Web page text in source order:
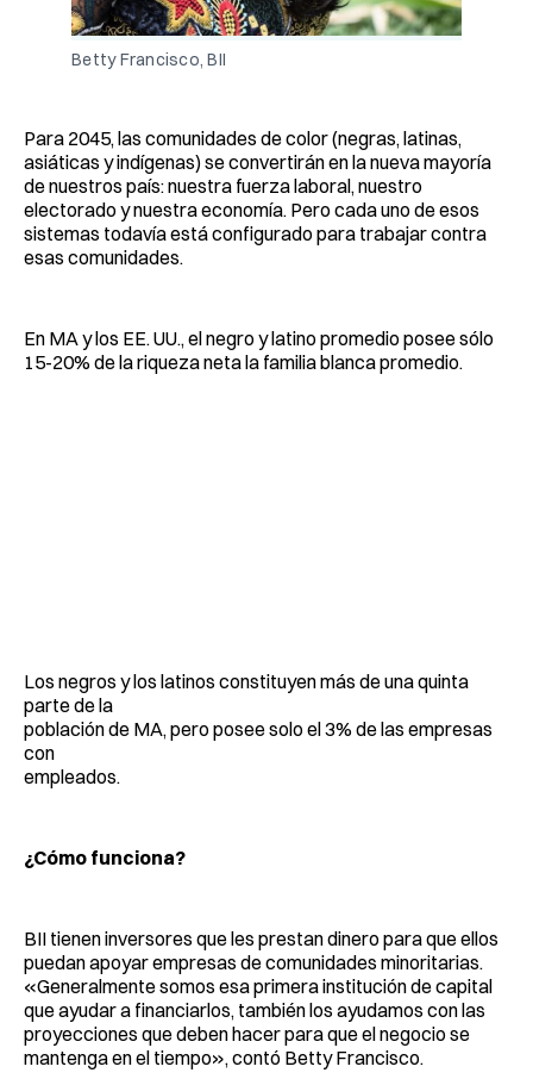
Betty Francisco, BII
Para 2045, las comunidades de color (negras, latinas,
asiáticas y indígenas) se convertirán en la nueva mayoría
de nuestros país: nuestra fuerza laboral, nuestro
electorado y nuestra economía. Pero cada uno de esos
sistemas todavía está configurado para trabajar contra
esas comunidades.
En MA y los EE. UU., el negro y latino promedio posee sólo
15-20% de la riqueza neta la familia blanca promedio.
Los negros y los latinos constituyen más de una quinta
parte de la
población de MA, pero posee solo el 3% de las empresas
con
empleados.
¿Cómo funciona?
BII tienen inversores que les prestan dinero para que ellos
puedan apoyar empresas de comunidades minoritarias.
«Generalmente somos esa primera institución de capital
que ayudar a financiarlos, también los ayudamos con las
proyecciones que deben hacer para que el negocio se
mantenga en el tiempo», contó Betty Francisco.